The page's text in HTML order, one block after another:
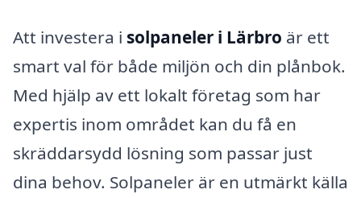
Att investera i solpaneler i Lärbro är ett
smart val för både miljön och din plånbok.
Med hjälp av ett lokalt företag som har
expertis inom området kan du få en
skräddarsydd lösning som passar just
dina behov. Solpaneler är en utmärkt källa